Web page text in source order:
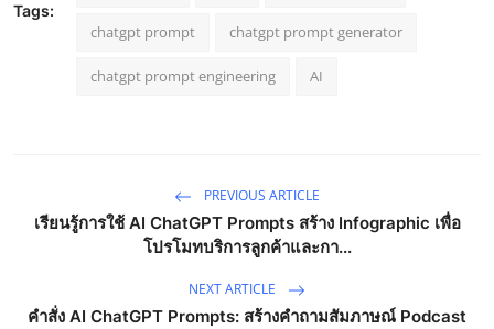
Tags:
chatgpt prompt chatgpt prompt generator
chatgpt prompt engineering AI
PREVIOUS ARTICLE
เรียนรู้การใช้ AI ChatGPT Prompts สร้าง Infographic เพื่อ
โปรโมทบริการลูกค้าและกา...
NEXT ARTICLE
คำสั่ง AI ChatGPT Prompts: สร้างคำถามสัมภาษณ์ Podcast